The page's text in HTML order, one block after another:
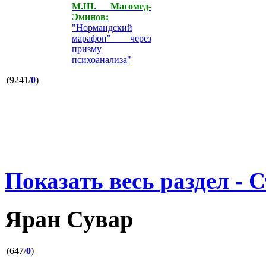
М.Ш. Магомед-
Эминов:
"Нормандский
марафон" через
призму
психоанализа"
(9241/0)
Показать весь раздел -
Яран Сувар
(647/0)